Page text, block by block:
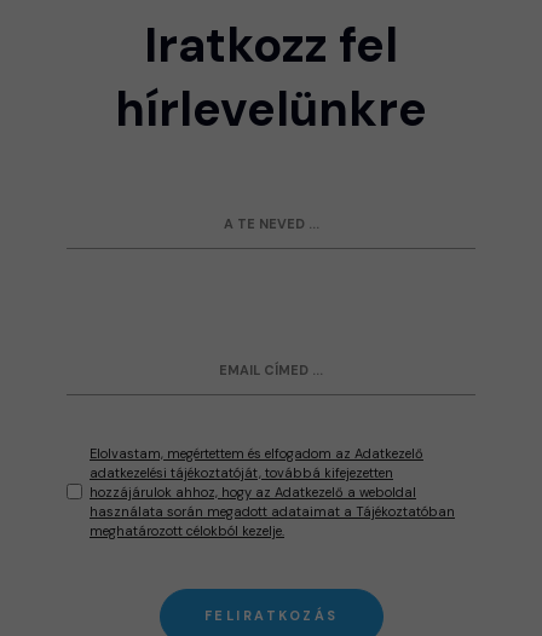
Iratkozz fel
hírlevelünkre
Elolvastam, megértettem és elfogadom az Adatkezelő
adatkezelési tájékoztatóját, továbbá kifejezetten
hozzájárulok ahhoz, hogy az Adatkezelő a weboldal
használata során megadott adataimat a Tájékoztatóban
meghatározott célokból kezelje.
FELIRATKOZÁS